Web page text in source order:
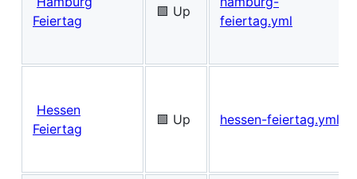
Feiertag
🟩 Up
feiertag.yml
Hessen
Feiertag
🟩 Up hessen-feiertag.yml